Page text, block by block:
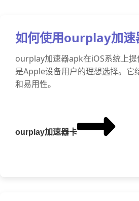
如何使用ourplay加速
ourplay加速器apk在iOS系统上提
是Apple设备用户的理想选择。它
和易用性。
ourplay加速器卡